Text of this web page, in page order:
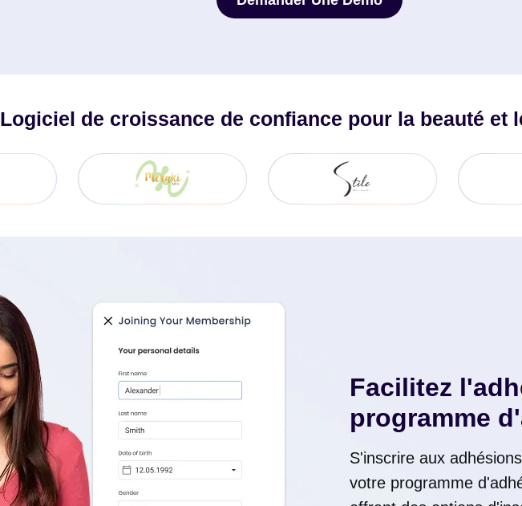
Logiciel de croissance de confiance pour la beauté et
Facilitez
programme
S'inscrire aux
votre programme